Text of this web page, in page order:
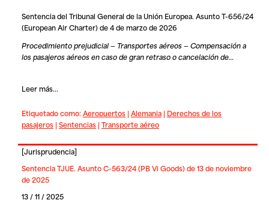
Sentencia del Tribunal General de la Unión Europea. Asunto T-656/24
(European Air Charter) de 4 de marzo de 2026
Procedimiento prejudicial — Transportes aéreos — Compensación a
los pasajeros aéreos en caso de gran retraso o cancelación de…
Leer más...
Etiquetado como:Aeropuertos| Alemania| Derechos de los
pasajeros| Sentencias| Transporte aéreo
[Jurisprudencia]
Sentencia TJUE. Asunto C-563/24 (PB Vi Goods) de 13 de noviembre
de 2025
13 / 11 / 2025